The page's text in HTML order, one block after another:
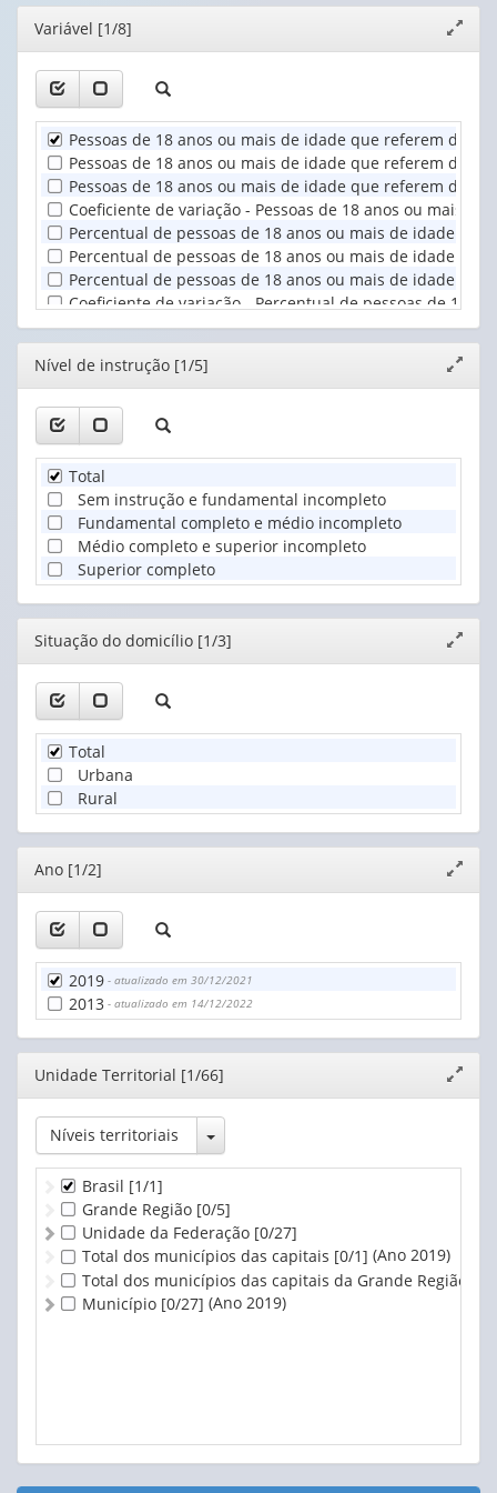
(possui
apenas
valor):
Unidade
Territorial
(1)
Situação
do
domicílio
(1)
Editor
janela
Variável [1/8]
Pessoas de 18 anos ou mais de idade que referem
Pessoas de 18 anos ou mais de idade que referem
Pessoas de 18 anos ou mais de idade que referem
Coeficiente de variação - Pessoas de 18 anos ou mais
Percentual de pessoas de 18 anos ou mais de idade
Percentual de pessoas de 18 anos ou mais de idade
Percentual de pessoas de 18 anos ou mais de idade
Coeficiente de variação - Percentual de pessoas de 18
Editor
janela
Nível de instrução [1/5]
Total
Sem instrução e fundamental incompleto
Fundamental completo e médio incompleto
Médio completo e superior incompleto
Superior completo
Editor
janela
Situação do domicílio [1/3]
Total
Urbana
Rural
Editor
janela
Ano [1/2]
2019 - atualizado em 30/12/2021
2013 - atualizado em 14/12/2022
Editor
janela
Unidade Territorial [1/66]
Níveis territoriais Toggle Dropdown
Brasil [1/1]
Grande Região [0/5]
Unidade da Federação [0/27]
Total dos municípios das capitais [0/1] (Ano 2019)
Total dos municípios das capitais da Grande Região
Município [0/27] (Ano 2019)